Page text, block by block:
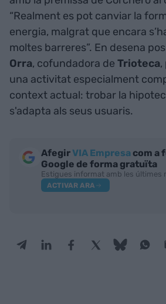
“Realment es pot canviar la
energia, malgrat que encara
moltes barreres”. En desena
Orra, cofundadora de Trioteca,
una activitat especialment
context actual: trobar la
s'adapta als seus usuaris.
AfegirVIA Empresa com a
Google de forma gratuïta
Estigues informat amb les últimes
ACTIVAR ARA